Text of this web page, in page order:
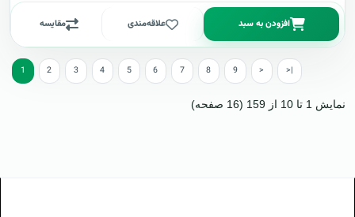
افزودن به سبد علاقه‌مندی مقایسه
1 2 3 4 5 6 7 8 9 > >|
نمایش 1 تا 10 از 159 (16 صفحه)